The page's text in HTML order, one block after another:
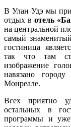
В Улан Удэ мы
отдых в отель
на центральной
самый
гостиница
так что там
изображение
навязано
Монреале.
Всех приятно
остальных в
программы и